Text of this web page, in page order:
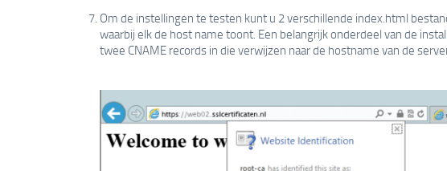
Om de instellingen te testen kunt u 2 verschillende index.html
waarbij elk de host name toont. Een belangrijk onderdeel van de
twee CNAME records in die verwijzen naar de hostname van de